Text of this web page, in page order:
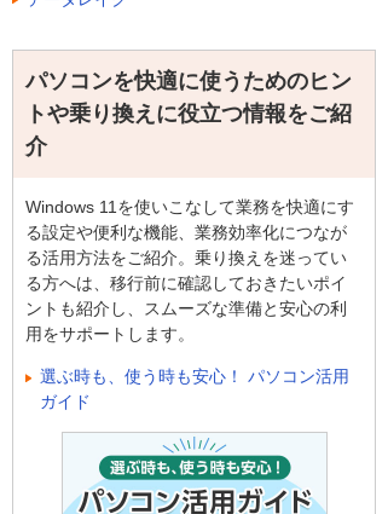
パソコンを快適に使うためのヒン
トや乗り換えに役立つ情報をご紹
介
Windows 11を使いこなして業務を快適にす
る設定や便利な機能、業務効率化につなが
る活用方法をご紹介。乗り換えを迷ってい
る方へは、移行前に確認しておきたいポイ
ントも紹介し、スムーズな準備と安心の利
用をサポートします。
選ぶ時も、使う時も安心！ パソコン活用
ガイド